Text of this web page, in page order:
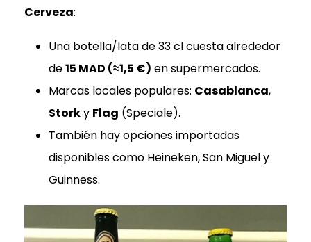
Cerveza:
Una botella/lata de 33 cl cuesta alrededor
de15 MAD (≈1,5 €) en supermercados.
Marcas locales populares: Casablanca,
Storky Flag (Speciale).
También hay opciones importadas
disponibles como Heineken, San Miguel y
Guinness.